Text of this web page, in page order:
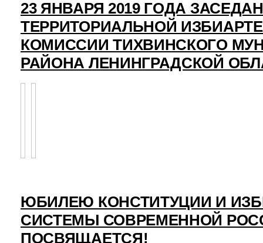
23 ЯНВАРЯ 2019 ГОДА
ТЕРРИТОРИАЛЬНОЙ
КОМИССИИ ТИХВИНСКОГО
РАЙОНА ЛЕНИНГРАДСКОЙ
ЮБИЛЕЮ КОНСТИТУЦИИ И
СИСТЕМЫ СОВРЕМЕННОЙ
ПОСВЯЩАЕТСЯ!